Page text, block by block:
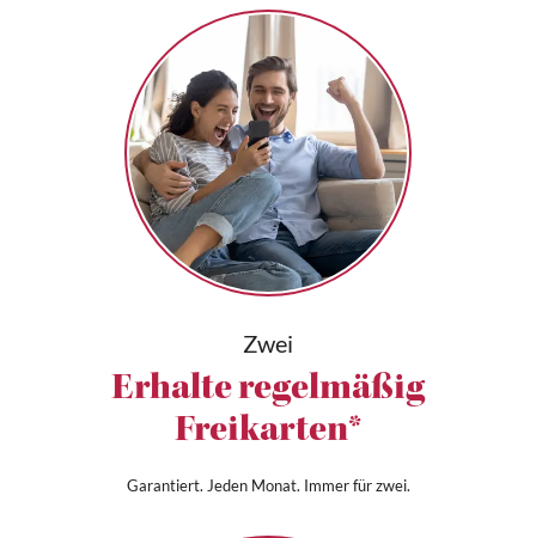
Zwei
Erhalte regelmäßig
Freikarten*
Garantiert. Jeden Monat. Immer für zwei.